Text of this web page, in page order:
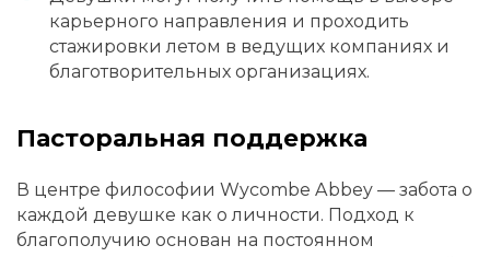
карьерного направления и проходить
стажировки летом в ведущих компаниях и
благотворительных организациях.
Пасторальная поддержка
В центре философии Wycombe Abbey — забота о
каждой девушке как о личности. Подход к
благополучию основан на постоянном